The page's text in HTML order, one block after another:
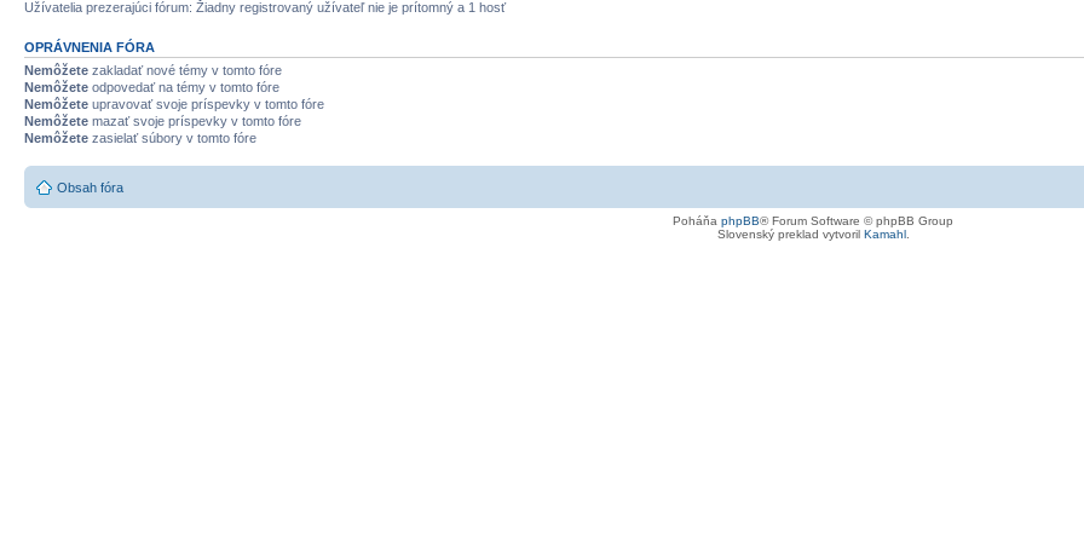
Užívatelia prezerajúci fórum: Žiadny registrovaný užívateľ nie je prítomný a 1 hosť
OPRÁVNENIA FÓRA
Nemôžete zakladať nové témy v tomto fóre
Nemôžete odpovedať na témy v tomto fóre
Nemôžete upravovať svoje príspevky v tomto fóre
Nemôžete mazať svoje príspevky v tomto fóre
Nemôžete zasielať súbory v tomto fóre
Obsah fóra
Poháňa phpBB® Forum Software © phpBB Group
Slovenský preklad vytvoril Kamahl.